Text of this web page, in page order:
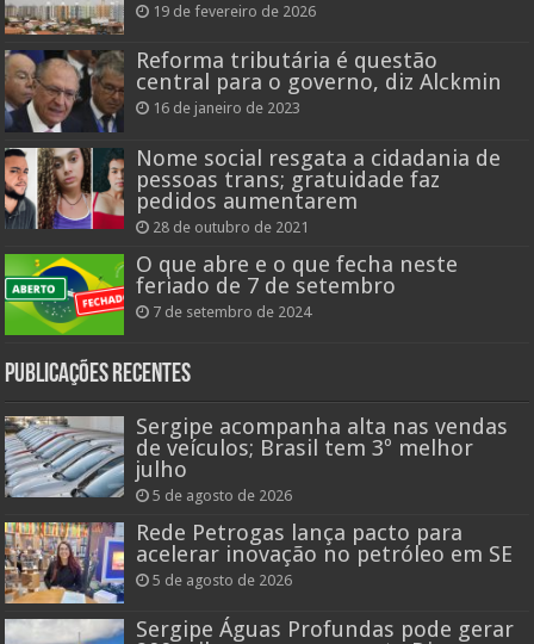
19 de fevereiro de 2026
Reforma tributária é questão
central para o governo, diz Alckmin
16 de janeiro de 2023
Nome social resgata a cidadania de
pessoas trans; gratuidade faz
pedidos aumentarem
28 de outubro de 2021
O que abre e o que fecha neste
feriado de 7 de setembro
7 de setembro de 2024
Publicações recentes
Sergipe acompanha alta nas vendas
de veículos; Brasil tem 3º melhor
julho
5 de agosto de 2026
Rede Petrogas lança pacto para
acelerar inovação no petróleo em SE
5 de agosto de 2026
Sergipe Águas Profundas pode gerar